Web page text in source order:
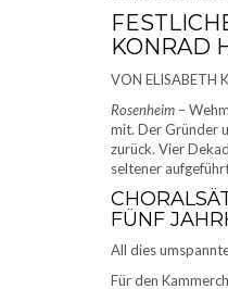
KONRAD
VON ELISABETH
Rosenheim –
mit. Der Gründer
zurück. Vier
seltener
FÜNF
All dies
Für den